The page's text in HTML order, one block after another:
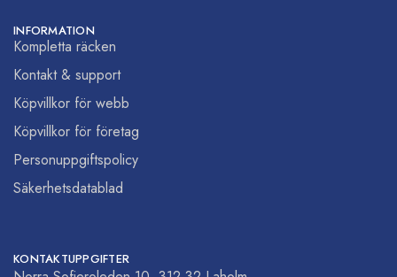
INFORMATION
Kompletta räcken
Kontakt & support
Köpvillkor för webb
Köpvillkor för företag
Personuppgiftspolicy
Säkerhetsdatablad
KONTAKTUPPGIFTER